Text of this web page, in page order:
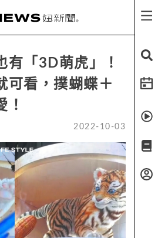
有「3D萌虎」！
可看，撲蝴蝶＋
！
2022-10-03